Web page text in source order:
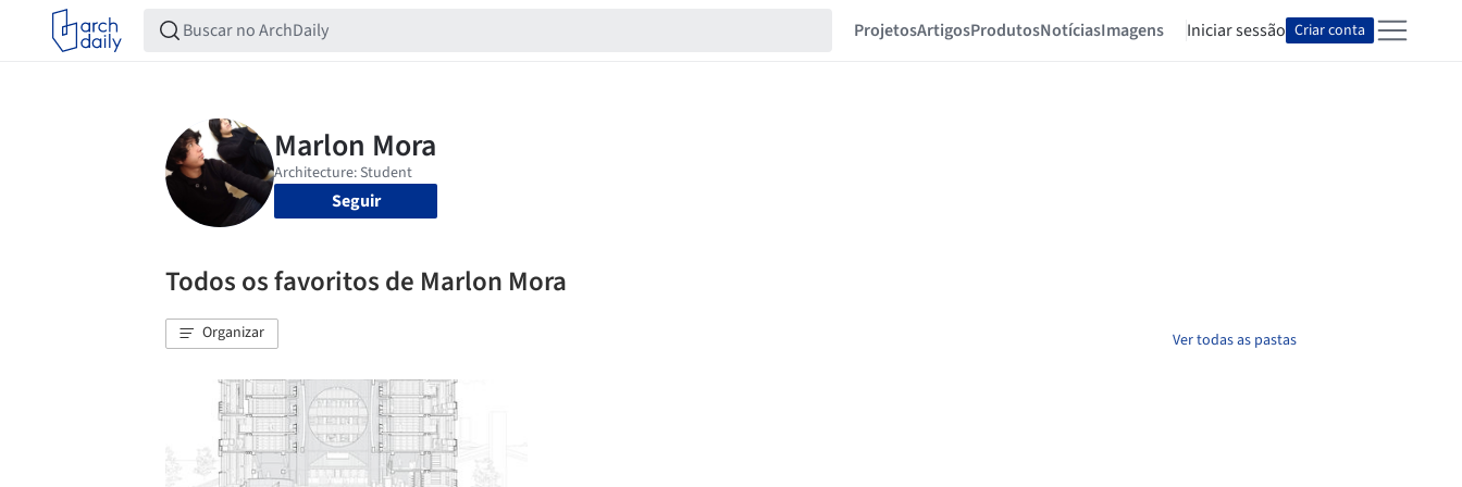
ProjetosArtigosProdutosNotíciasImagens Iniciar sessão Criar conta
Seguir
Todos os favoritos de Marlon Mora
Organizar Ver todas as pastas